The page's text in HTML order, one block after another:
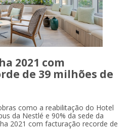
2021 com
de 39 milhões de
como a reabilitação do Hotel
da Nestlé e 90% da sede da
2021 com facturação recorde de